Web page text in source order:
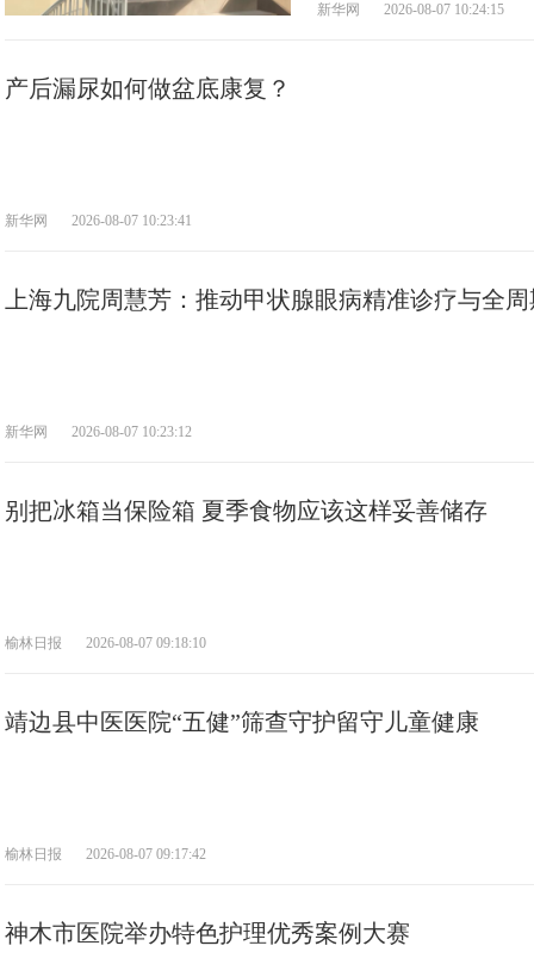
新华网 2026-08-07 10:24:15
产后漏尿如何做盆底康复？
新华网 2026-08-07 10:23:41
上海九院周慧芳：推动甲状腺眼病精准诊疗与全
新华网 2026-08-07 10:23:12
别把冰箱当保险箱 夏季食物应该这样妥善储存
榆林日报 2026-08-07 09:18:10
靖边县中医医院“五健”筛查守护留守儿童健康
榆林日报 2026-08-07 09:17:42
神木市医院举办特色护理优秀案例大赛